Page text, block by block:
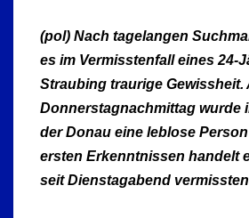
(pol) Nach tagelangen
es im Vermisstenfall eines 24-
Straubing traurige Gewissheit.
Donnerstagnachmittag wurde
der Donau eine leblose
ersten Erkenntnissen handelt
seit Dienstagabend